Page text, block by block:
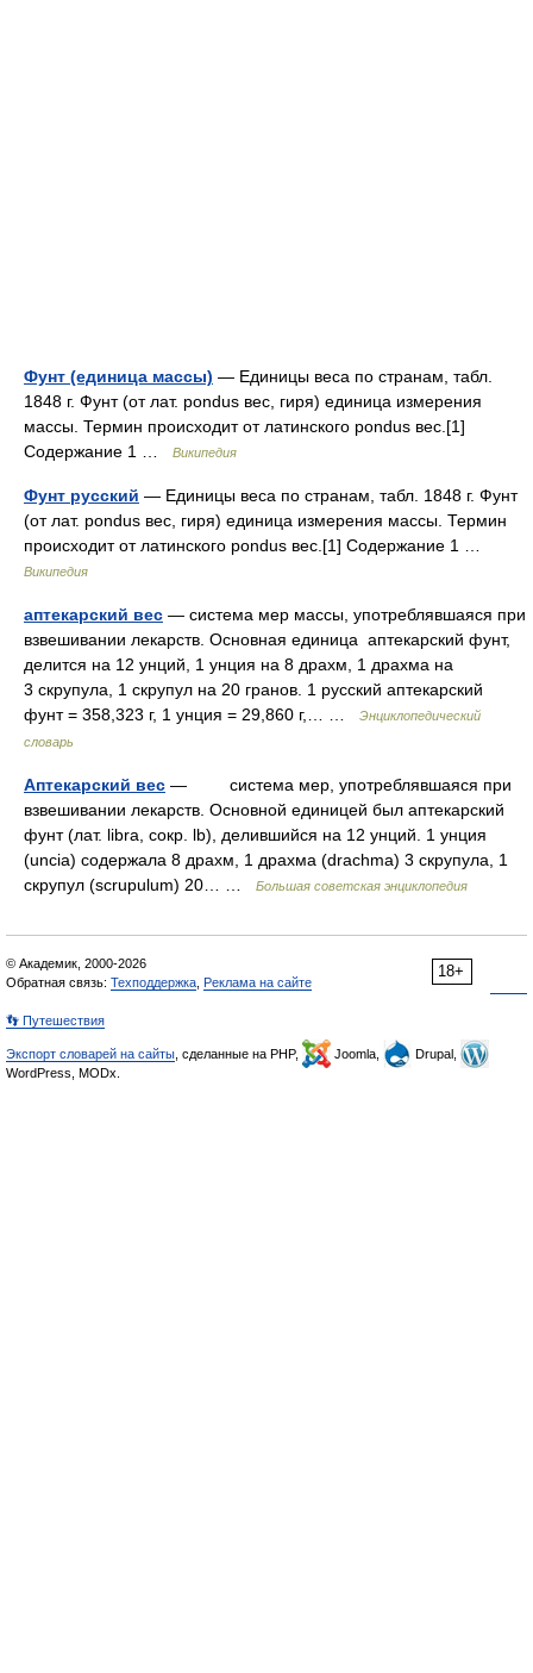
Фунт (единица массы) — Единицы веса по странам, табл.
1848 г. Фунт (от лат. pondus вес, гиря) единица измерения
массы. Термин происходит от латинского pondus вес.[1]
Содержание 1 …
Википедия
Фунт русский — Единицы веса по странам, табл. 1848 г. Фунт
(от лат. pondus вес, гиря) единица измерения массы. Термин
происходит от латинского pondus вес.[1] Содержание 1 …
Википедия
аптекарский вес — система мер массы, употреблявшаяся при
взвешивании лекарств. Основная единица аптекарский фунт,
делится на 12 унций, 1 унция на 8 драхм, 1 драхма на
3 скрупула, 1 скрупул на 20 гранов. 1 русский аптекарский
фунт = 358,323 г, 1 унция = 29,860 г,… …
Энциклопедический
словарь
Аптекарский вес — система мер, употреблявшаяся при
взвешивании лекарств. Основной единицей был аптекарский
фунт (лат. libra, сокр. lb), делившийся на 12 унций. 1 унция
(uncia) содержала 8 драхм, 1 драхма (drachma) 3 скрупула, 1
скрупул (scrupulum) 20… …
Большая советская энциклопедия
18+
© Академик, 2000-2026
Обратная связь: Техподдержка Реклама на сайте
👣 Путешествия
Экспорт словарей на сайты , сделанные на PHP, Joomla,
Drupal,
WordPress, MODx.